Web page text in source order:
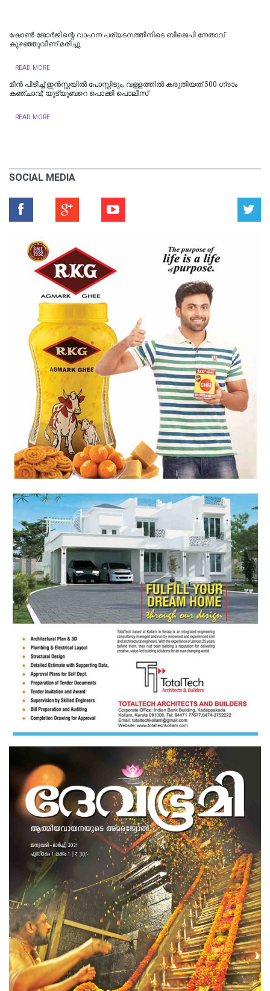
ഷോണ്‍ ജോര്‍ജിന്റെ വാഹന പര്യടനത്തിനിടെ ബിജെപി നേതാവ്
കുഴഞ്ഞുവീണ് മരിച്ചു
READ MORE
മീന്‍ പിടിച്ച് ഇന്‍സ്റ്റയില്‍ പോസ്റ്റിടും, വള്ളത്തില്‍ കരുതിയത് 500 ഗ്രാം
കഞ്ചാവ്; യുട്യൂബറെ പൊക്കി പൊലീസ്
READ MORE
SOCIAL MEDIA